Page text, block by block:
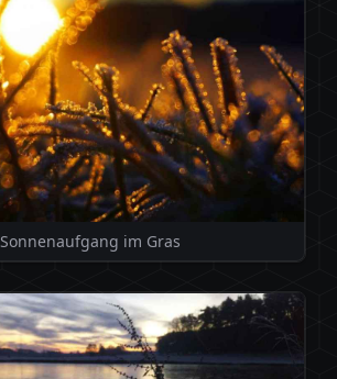
Sonnenaufgang im Gras